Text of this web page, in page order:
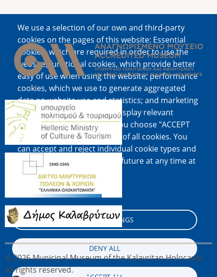
We use a selection of our own and third-party
cookies on the pages of this website: Essential
cookies, which are required in order to use the
website; functional cookies, which provide better
easy of use when using the website; performance
cookies, which we use to generate aggregated
data on website use and statistics; and marketing
cookies, which are used to display relevant
content and advertising. If you choose "ACCEPT
ALL", you consent to the use of all cookies. You
can accept and reject individual cookie types and
revoke your consent for the future at any time at
"Settings".
Cookie documentation
COOKIE SETTINGS
DENY ALL
Image
Image
Image
Image
© 2026 Municipal Museum of the Kalavritan Holocaust,
All rights reserved.